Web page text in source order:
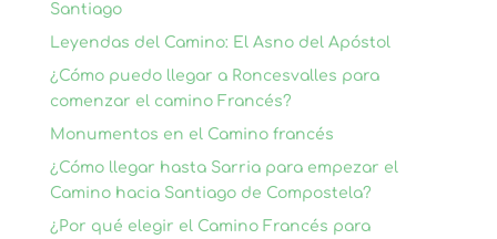
Santiago
Leyendas del Camino: El Asno del Apóstol
¿Cómo puedo llegar a Roncesvalles para
comenzar el camino Francés?
Monumentos en el Camino francés
¿Cómo llegar hasta Sarria para empezar el
Camino hacia Santiago de Compostela?
¿Por qué elegir el Camino Francés para